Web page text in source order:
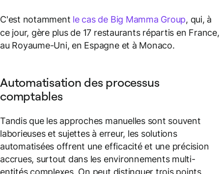
C'est notamment le cas de Big Mamma Group, qui, à
ce jour, gère plus de 17 restaurants répartis en France,
au Royaume-Uni, en Espagne et à Monaco.
Automatisation des processus
comptables
Tandis que les approches manuelles sont souvent
laborieuses et sujettes à erreur, les solutions
automatisées offrent une efficacité et une précision
accrues, surtout dans les environnements multi-